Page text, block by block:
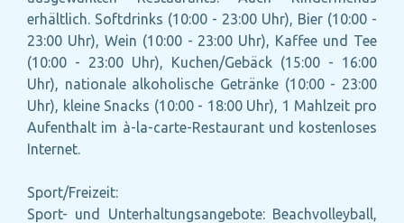
erhältlich. Softdrinks (10:00 - 23:00 Uhr), Bier (10:00 -
23:00 Uhr), Wein (10:00 - 23:00 Uhr), Kaffee und Tee
(10:00 - 23:00 Uhr), Kuchen/Gebäck (15:00 - 16:00
Uhr), nationale alkoholische Getränke (10:00 - 23:00
Uhr), kleine Snacks (10:00 - 18:00 Uhr), 1 Mahlzeit pro
Aufenthalt im à-la-carte-Restaurant und kostenloses
Internet.
Sport/Freizeit:
Sport- und Unterhaltungsangebote: Beachvolleyball,